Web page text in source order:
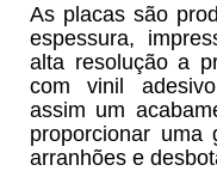
As placas são
espessura,
alta resolução a
com vinil
assim um
proporcionar uma
arranhões e